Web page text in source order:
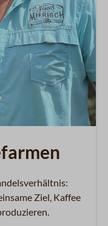
Ziel, Kaffee